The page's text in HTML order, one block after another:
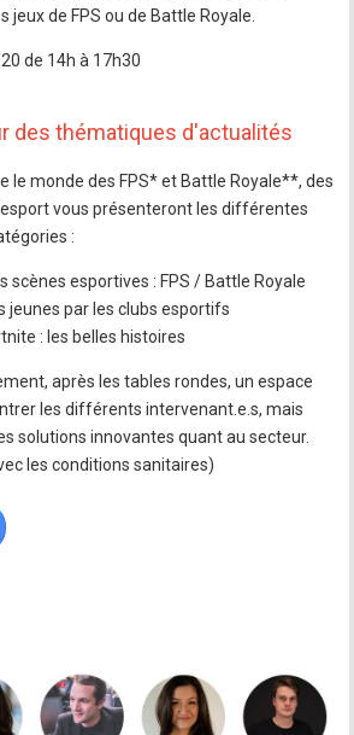
jeux de FPS ou de Battle Royale.
de 14h à 17h30
des thématiques d'actualités
le monde des FPS* et Battle Royale**, des
vous présenteront les différentes
:
scènes esportives : FPS / Battle Royale
jeunes par les clubs esportifs
: les belles histoires
après les tables rondes, un espace
les différents intervenant.e.s, mais
solutions innovantes quant au secteur.
les conditions sanitaires)